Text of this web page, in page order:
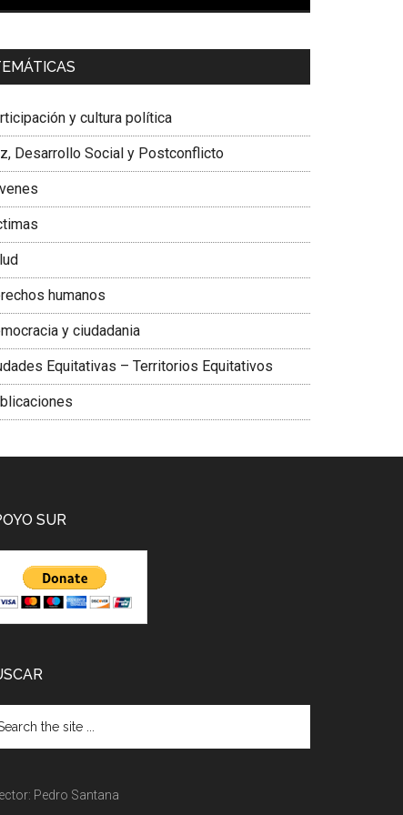
Carolina Corcho Mejía,
Sur, Vicepresidenta Federación
y cultura política
Desarrollo Social y Postconflicto
humanos
y ciudadania
Equitativas – Territorios Equitativos
SUR
Pedro Santana